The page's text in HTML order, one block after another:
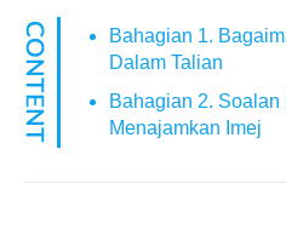
Bahagian 1.
Dalam Talian
Bahagian 2.
Menajamkan Imej